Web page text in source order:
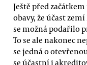
Ještě před
obavy, že účast
se možná podařilo
To se ale nakonec
se jedná o
se účastní i